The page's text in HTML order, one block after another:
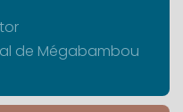
de Mégabambou